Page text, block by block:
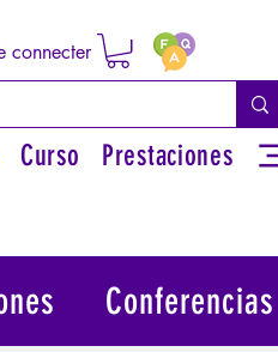
connecter
Curso Prestaciones
Conferencias